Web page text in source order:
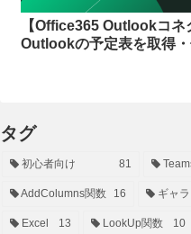
【Office365 Outlookコ
Outlookの予定表を取得
タグ
初心者向け 81
AddColumns関数 16 ギャ
Excel 13 LookUp関数 10